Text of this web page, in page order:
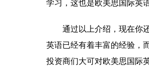
学习，这也是欧美思国际英
通过以上介绍，现在你
英语已经有着丰富的经验，
投资商们大可对欧美思国际